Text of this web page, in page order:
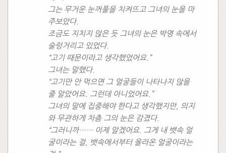
그는 무거운 눈꺼풀을 치켜뜨고 그녀의 눈을 마
주보았다.
조금도 지치지 않은 듯 그녀의 눈은 박명 속에서
술렁거리고 있었다.
“고기 때문이라고 생각했었어요.”
그녀는 말했다.
“고기만 안 먹으면 그 얼굴들이 나타나지 않을
줄 알았어요. 그런데 아니었어요.”
그녀의 말에 집중해야 한다고 생각했지만, 의지
와 무관하게 차츰 그의 눈은 감겼다.
“그러니까…… 이제 알겠어요. 그게 내 뱃속 얼
굴이라는 걸, 뱃속에서부터 올라온 얼굴이라는